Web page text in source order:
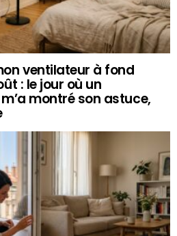
ventilateur à fond
: le jour où un
montré son astuce,